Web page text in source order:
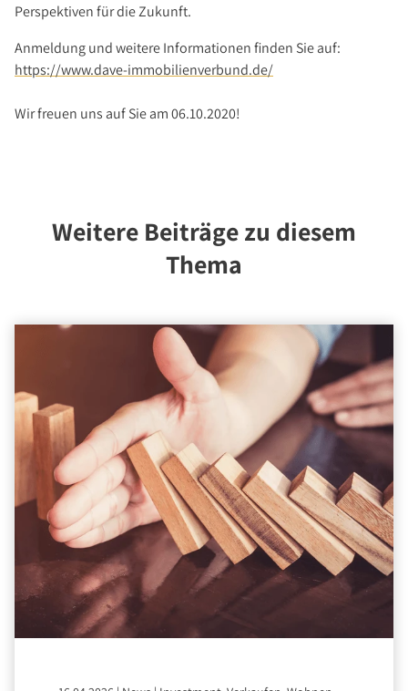
Perspektiven für die Zukunft.
Anmeldung und weitere Informationen finden Sie auf:
https://www.dave-immobilienverbund.de/
Wir freuen uns auf Sie am 06.10.2020!
Weitere Beiträge zu diesem
Thema